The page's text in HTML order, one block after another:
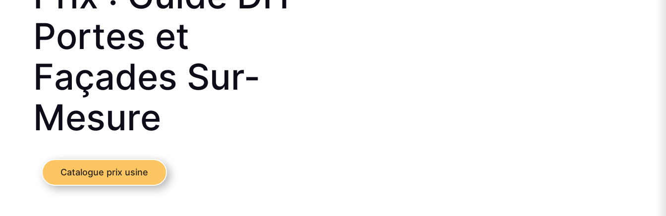
Portes et
Façades Sur-
Mesure
Catalogue prix usine